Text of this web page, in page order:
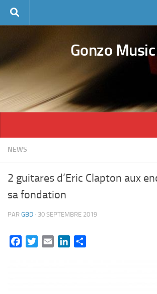
Skip to content
Gonzo Music
NEWS
2 guitares d’Eric Clapton aux
sa fondation
PAR GBD · 30 SEPTEMBRE 2019
FacebookTwitterEmail LinkedIn